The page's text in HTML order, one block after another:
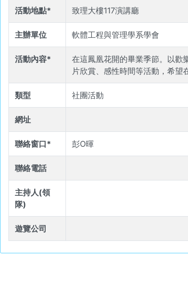
活動地點* 致理大樓117演講廳
主辦單位 軟體工程與管理學系學會
活動內容*
在這鳳凰花開的畢業季節。以歡
片欣賞、感性時間等活動，希望
類型 社團活動
網址
聯絡窗口* 彭O暉
聯絡電話
主持人(領
隊)
遊覽公司